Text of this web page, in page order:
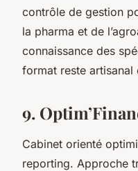
contrôle de gestion
la pharma et de
connaissance des
format reste
9.
Cabinet orienté
reporting. Approche